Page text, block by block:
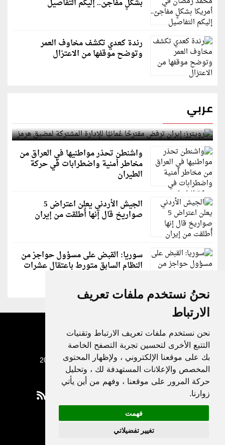
نحنُ نستخدم ملفات تعريف
الارتباط
نحن نستخدم ملفات تعريف الارتباط وتقنيات
التتبع الأخرى لتحسين تجربة التصفح الخاصة
بك على موقعنا الإلكتروني ، ولإظهار المحتوى
المخصص والإعلانات المستهدفة لك ، وتحليل
حركة المرور على موقعنا ، وفهم من أين يأتي
زوارنا.
فهمت
تغيير تفضيلاتي
بشكلٍ مفاجئ.. إليكم التفاصيل
رندة كعدي تكشف مخاوف العمر
وتوضح موقفها من الاعتزال
عربي
رويترز: إيران ترفض مقترحًا عُمانيًا للإدارة المشتركة
لمضيق هرمز
واشنطن تحذر مواطنيها في العراق من
مخاطر أمنية واضطرابات في حركة
الطيران
الجيش الأردني يعلن اعتراض 5
صواريخ قال إنها أُطلقت من إيران
سوريا: القبض على مسؤول حواجز من
النظام السابق متورط باعتقال عشرات
جميع الحقوق محفوظة لدنيا الوطن © 2003 - 2022
Privacy Policy